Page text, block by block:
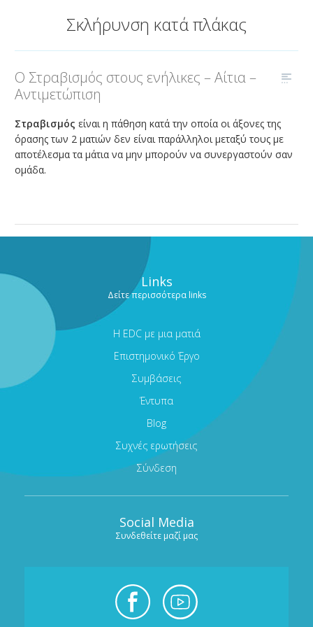
ΤΜΗΜΑ ΚΕΡΑΤΟΕΙΔΟΥΣ & ΜΕΤΑΜΟΣΧΕΥΣΕΩΝ
ΤΜΗΜΑ ΟΦΘΑΛΜΟΛΟΓΙΚΟΥ CHECK UP
ΠΑΘΗΣΕΙΣ
ΣΥΓΧΡΟΝΟΣ ΕΞΟΠΛΙΣΜΟΣ
ΕΠΙΚΟΙΝΩΝΙΑ
Σκλήρυνση κατά πλάκας
Ο Στραβισμός στους ενήλικες – Αίτια –
Αντιμετώπιση
Στραβισμός είναι η πάθηση κατά την οποία οι άξονες της
όρασης των 2 ματιών δεν είναι παράλληλοι μεταξύ τους με
αποτέλεσμα τα μάτια να μην μπορούν να συνεργαστούν σαν
ομάδα.
Links
Δείτε περισσότερα links
Η EDC με μια ματιά
Επιστημονικό Έργο
Συμβάσεις
Έντυπα
Blog
Συχνές ερωτήσεις
Σύνδεση
Social Media
Συνδεθείτε μαζί μας